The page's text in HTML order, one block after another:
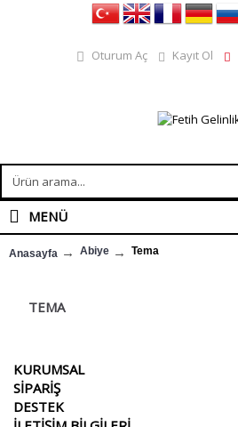
Oturum Aç Kayıt Ol
MENÜ
Anasayfa Abiye Tema
TEMA
KURUMSAL
SİPARİŞ
DESTEK